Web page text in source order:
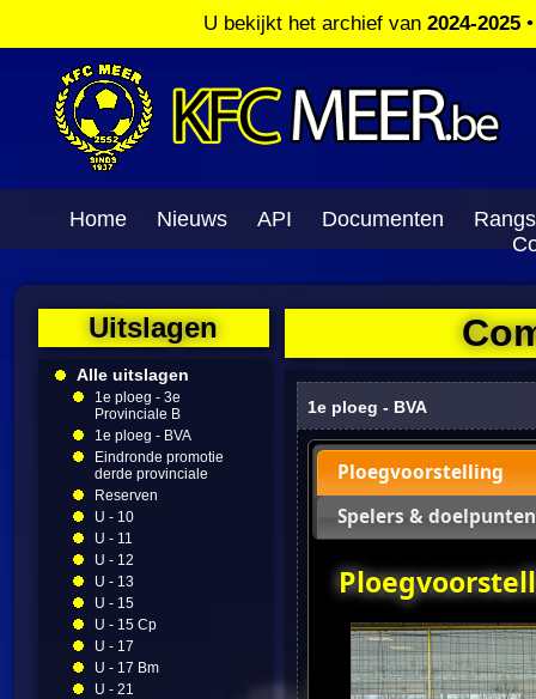
U bekijkt het archief van 2024-2025
Home Nieuws API Documenten
Uitslagen
Alle uitslagen
1e ploeg - 3e
Provinciale B
1e ploeg - BVA
Eindronde promotie
derde provinciale
Reserven
U - 10
U - 11
U - 12
U - 13
U - 15
U - 15 Cp
U - 17
U - 17 Bm
U - 21
1e ploeg - BVA
Ploegvoorstelling
Spelers & doelpunten